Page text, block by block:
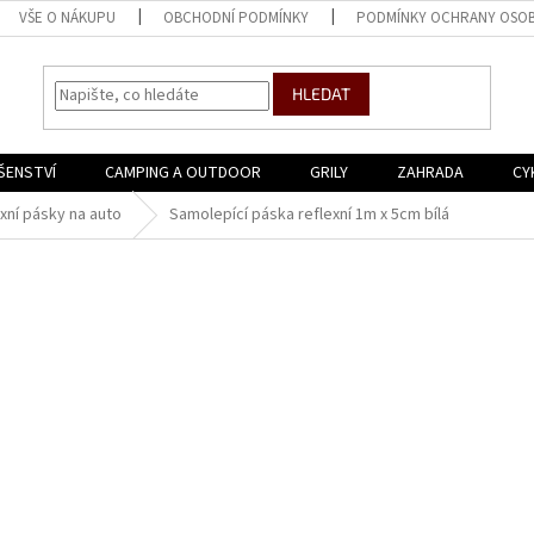
VŠE O NÁKUPU OBCHODNÍ PODMÍNKY PODMÍNKY OCHRANY
HLEDAT
CAMPING A OUTDOOR GRILY ZAHRADA
pásky na auto Samolepící páska reflexní 1m x 5cm bílá